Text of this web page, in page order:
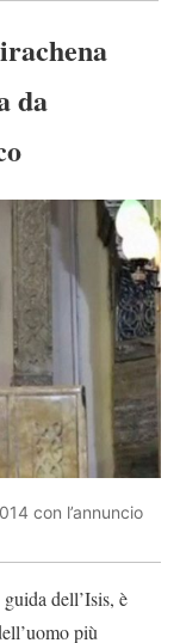
da
con l’annuncio
dell’Isis, è
più